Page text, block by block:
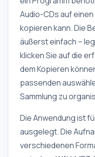
Audio-CDs auf
kopieren kann. Die
äußerst einfach –
klicken Sie auf die
dem Kopieren
passenden
Sammlung zu
Die Anwendung ist
ausgelegt. Die
verschiedenen